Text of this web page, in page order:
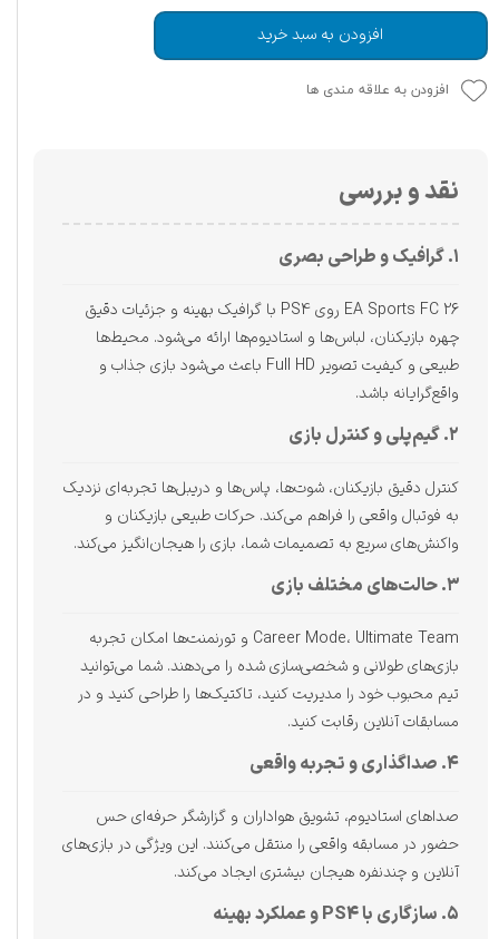
افزودن به سبد خرید
افزودن به علاقه مندی ها
نقد و بررسی
۱. گرافیک و طراحی بصری
EA Sports FC 26 روی PS4 با گرافیک بهینه و جزئیات دقیق
چهره بازیکنان، لباس‌ها و استادیوم‌ها ارائه می‌شود. محیط‌ها
طبیعی و کیفیت تصویر Full HD باعث می‌شود بازی جذاب و
واقع‌گرایانه باشد.
۲. گیم‌پلی و کنترل بازی
کنترل دقیق بازیکنان، شوت‌ها، پاس‌ها و دریبل‌ها تجربه‌ای نزدیک
به فوتبال واقعی را فراهم می‌کند. حرکات طبیعی بازیکنان و
واکنش‌های سریع به تصمیمات شما، بازی را هیجان‌انگیز می‌کند.
۳. حالت‌های مختلف بازی
Career Mode، Ultimate Team و تورنمنت‌ها امکان تجربه
بازی‌های طولانی و شخصی‌سازی شده را می‌دهند. شما می‌توانید
تیم محبوب خود را مدیریت کنید، تاکتیک‌ها را طراحی کنید و در
مسابقات آنلاین رقابت کنید.
۴. صداگذاری و تجربه واقعی
صداهای استادیوم، تشویق هواداران و گزارشگر حرفه‌ای حس
حضور در مسابقه واقعی را منتقل می‌کنند. این ویژگی در بازی‌های
آنلاین و چندنفره هیجان بیشتری ایجاد می‌کند.
۵. سازگاری با PS4 و عملکرد بهینه